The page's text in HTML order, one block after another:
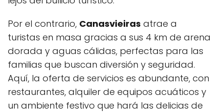
Por el contrario, Canasvieiras atrae⁢ a
turistas en masa gracias ​a sus 4 km de arena
dorada y aguas cálidas, perfectas para las
familias que buscan diversión y seguridad.‌
Aquí, la oferta de servicios es abundante, ⁢con
restaurantes, ⁤alquiler de equipos acuáticos y
un ambiente festivo que hará las delicias de